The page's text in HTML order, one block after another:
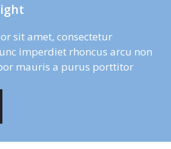
sit amet, consectetur
imperdiet rhoncus arcu non
mauris a purus porttitor